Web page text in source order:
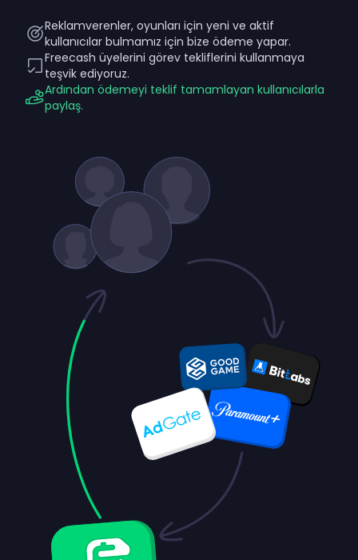
Reklamverenler, oyunları için yeni ve aktif
kullanıcılar bulmamız için bize ödeme yapar.
Freecash üyelerini görev tekliflerini kullanmaya
teşvik ediyoruz.
Ardından ödemeyi teklif tamamlayan kullanıcılarla
paylaş.